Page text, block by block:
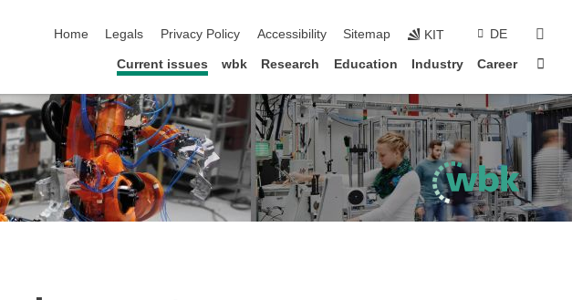
Home
Legals Privacy Policy Accessibility Sitemap KIT DE
Current issues wbk Research Education Industry Career